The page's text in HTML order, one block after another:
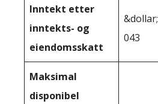
Inntekt etter
inntekts- og
eiendomsskatt
043
Maksimal
disponibel